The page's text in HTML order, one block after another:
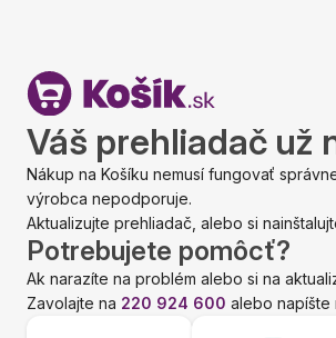
Váš prehliadač už
Nákup na Košíku nemusí fungovať
výrobca nepodporuje.
Aktualizujte prehliadač, alebo si
Potrebujete pomôcť?
Ak narazíte na problém alebo si na
Zavolajte na 220 924 600 alebo napíšte